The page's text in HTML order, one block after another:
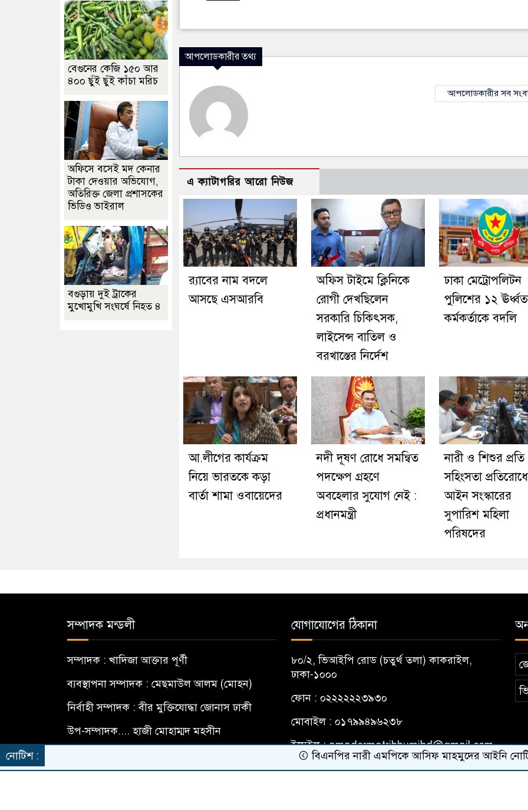
আপলোডকারীর তথ্য
আপলোডকারীর সব
এ ক্যাটাগরির আরো নিউজ
র‍্যাবের নাম বদলে
আসছে এসআরবি
অফিস টাইমে ক্লিনিকে
রোগী দেখছিলেন
সরকারি চিকিৎসক,
লাইসেন্স বাতিল ও
বরখাস্তের নির্দেশ
ঢাকা মেট্রোপলিটন
পুলিশের ১২
কর্মকর্তাকে বদলি
আ.লীগের কার্যক্রম
নিয়ে ভারতকে কড়া
বার্তা শামা ওবায়েদের
নদী দূষণ রোধে সমন্বিত
পদক্ষেপ গ্রহণে
অবহেলার সুযোগ নেই :
প্রধানমন্ত্রী
নারী ও শিশুর প্রতি
সহিংসতা প্রতিরোধে
আইন সংস্কারের
সুপারিশ মহিলা
পরিষদের
বেগুনের কেজি ১৫০ আর
৪০০ ছুঁই ছুঁই কাঁচা মরিচ
অফিসে বসেই মদ কেনার
টাকা দেওয়ার অভিযোগ,
অতিরিক্ত জেলা প্রশাসকের
ভিডিও ভাইরাল
বগুড়ায় দুই ট্রাকের
মুখোমুখি সংঘর্ষে নিহত ৪
সম্পাদক মন্ডলী
সম্পাদক : খাদিজা আক্তার পূর্ণী
ব্যবস্থাপনা সম্পাদক : মেছমাউল আলম (মোহন)
নির্বাহী সম্পাদক : বীর মুক্তিযোদ্ধা জোনাস ঢাকী
উপ-সম্পাদক.... হাজী মোহাম্মদ মহসীন
যোগাযোগের ঠিকানা
৮০/২, ভিআইপি রোড (চতুর্থ তলা) কাকরাইল,
ঢাকা-১০০০
ফোন : ০২২২২২২৩৯৩০
মোবাইল : ০১৭৯৯৪৯৬২৩৮
ইমেইল :amadermatribhumibd@gmail.com
নোটিশ : বিএনপির নারী এমপিকে আসিফ মাহমুদের আইনি নোটিশ